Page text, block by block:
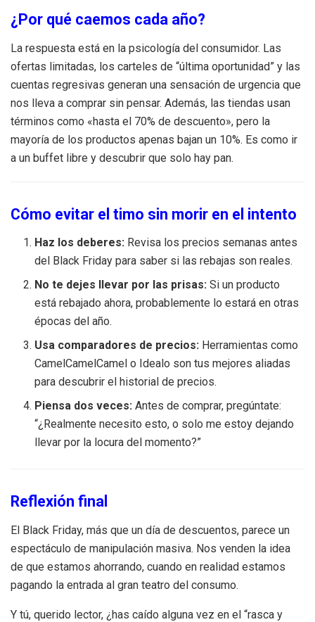
¿Por qué caemos cada año?
La respuesta está en la psicología del consumidor. Las
ofertas limitadas, los carteles de “última oportunidad” y las
cuentas regresivas generan una sensación de urgencia que
nos lleva a comprar sin pensar. Además, las tiendas usan
términos como «hasta el 70% de descuento», pero la
mayoría de los productos apenas bajan un 10%. Es como ir
a un buffet libre y descubrir que solo hay pan.
Cómo evitar el timo sin morir en el intento
Haz los deberes: Revisa los precios semanas antes
del Black Friday para saber si las rebajas son reales.
No te dejes llevar por las prisas: Si un producto
está rebajado ahora, probablemente lo estará en otras
épocas del año.
Usa comparadores de precios: Herramientas como
CamelCamelCamel o Idealo son tus mejores aliadas
para descubrir el historial de precios.
Piensa dos veces: Antes de comprar, pregúntate:
“¿Realmente necesito esto, o solo me estoy dejando
llevar por la locura del momento?”
Reflexión final
El Black Friday, más que un día de descuentos, parece un
espectáculo de manipulación masiva. Nos venden la idea
de que estamos ahorrando, cuando en realidad estamos
pagando la entrada al gran teatro del consumo.
Y tú, querido lector, ¿has caído alguna vez en el “rasca y